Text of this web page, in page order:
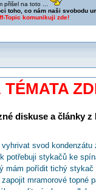
přišel na toto ...
toho, co nám naši svobodu
Topic komunikuji zde!
diskuse a články
svod
potřebuji stykačů ke
mám pořídit tichý stykač
mramorové topné